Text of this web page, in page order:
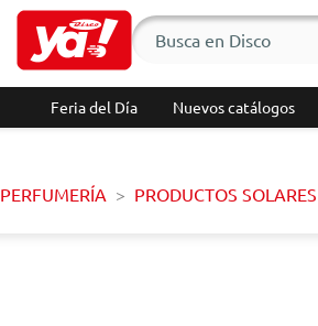
Feria del Día Nuevos catálogos
PERFUMERÍA PRODUCTOS SOLARES